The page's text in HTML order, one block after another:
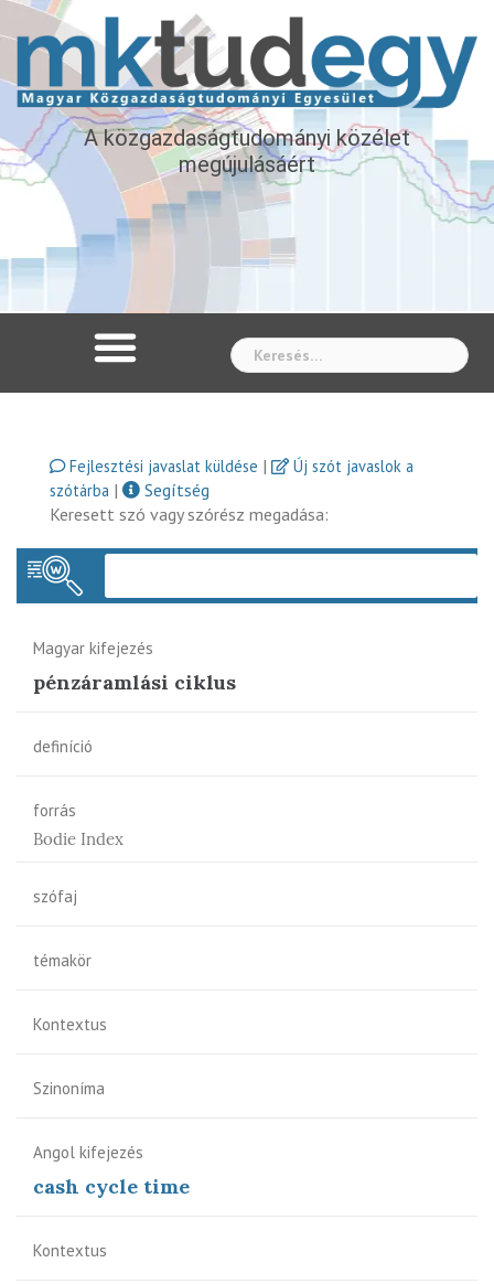
A közgazdaságtudományi közélet
megújulásáért
Fejlesztési javaslat küldése |
Új szót javaslok a
szótárba |
Segítség
Keresett szó vagy szórész megadása:
Magyar kifejezés
pénzáramlási ciklus
definíció
forrás
Bodie Index
szófaj
témakör
Kontextus
Szinoníma
Angol kifejezés
cash cycle time
Kontextus